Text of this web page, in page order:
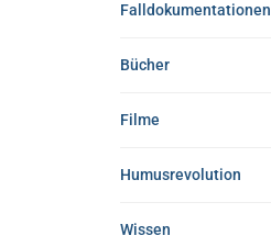
Falldokumentationen
Bücher
Filme
Humusrevolution
Wissen